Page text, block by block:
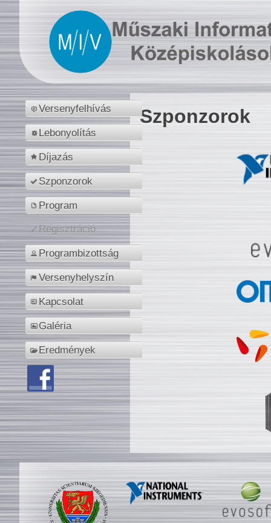
Versenyfelhívás
Lebonyolítás
Díjazás
Szponzorok
Program
Regisztráció
Programbizottság
Versenyhelyszín
Kapcsolat
Galéria
Eredmények
Szponzorok